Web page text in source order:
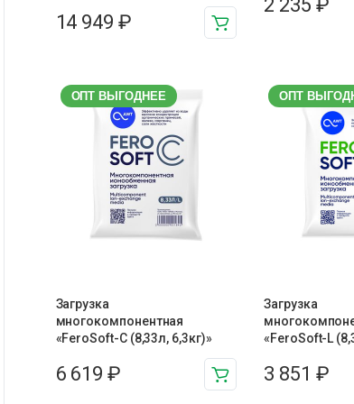
14 949₽
2 235 ₽
ОПТ ВЫГОДНЕЕ
Загрузка
многокомпонентная
«FeroSoft-C (8,33л, 6,3кг)»
6 619₽
ОПТ
Загрузка
«FeroSoft-L
3 851 ₽